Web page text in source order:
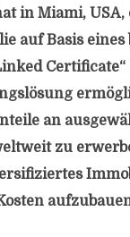
in Miami,
auf Basis
an
zu